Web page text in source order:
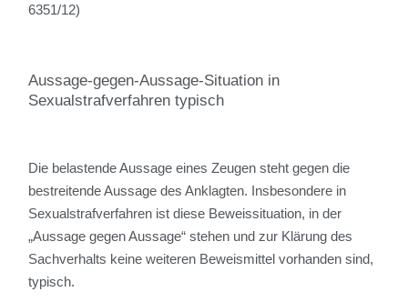
6351/12)
Aussage-gegen-Aussage-Situation in
Sexualstrafverfahren typisch
Die belastende Aussage eines Zeugen steht gegen die
bestreitende Aussage des Anklagten. Insbesondere in
Sexualstrafverfahren ist diese Beweissituation, in der
„Aussage gegen Aussage“ stehen und zur Klärung des
Sachverhalts keine weiteren Beweismittel vorhanden sind,
typisch.